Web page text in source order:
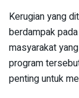
Kerugian yang
berdampak
masyarakat
program
penting untuk